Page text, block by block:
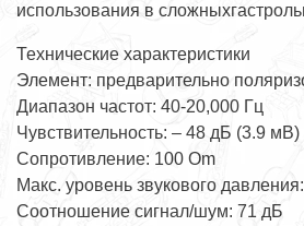
использования в
Технические характеристики
Элемент: предварительно
Диапазон частот: 40-20,000 Гц
Чувствительность: – 48 дБ (3.9
Сопротивление: 100 Om
Макс. уровень звукового
Соотношение сигнал/шум: 71 дБ